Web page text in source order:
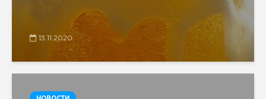
13.11.2020